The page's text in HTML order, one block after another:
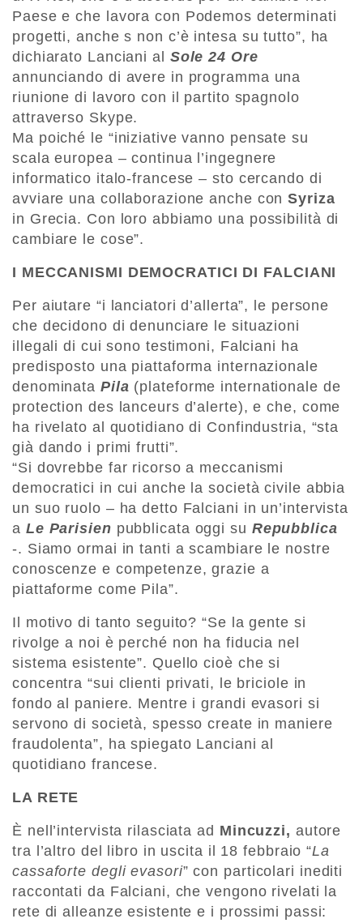
Paese e che lavora con Podemos determinati
progetti, anche s non c’è intesa su tutto”, ha
dichiarato Lanciani al Sole 24 Ore
annunciando di avere in programma una
riunione di lavoro con il partito spagnolo
attraverso Skype.
Ma poiché le “iniziative vanno pensate su
scala europea – continua l’ingegnere
informatico italo-francese – sto cercando di
avviare una collaborazione anche conSyriza
in Grecia. Con loro abbiamo una possibilità di
cambiare le cose”.
I MECCANISMI DEMOCRATICI DI FALCIANI
Per aiutare “i lanciatori d’allerta”, le persone
che decidono di denunciare le situazioni
illegali di cui sono testimoni, Falciani ha
predisposto una piattaforma internazionale
denominata Pila (plateforme internationale de
protection des lanceurs d’alerte), e che, come
ha rivelato al quotidiano di Confindustria, “sta
già dando i primi frutti”.
“Si dovrebbe far ricorso a meccanismi
democratici in cui anche la società civile abbia
un suo ruolo – ha detto Falciani in un’intervista
a Le Parisien pubblicata oggi su Repubblica
-. Siamo ormai in tanti a scambiare le nostre
conoscenze e competenze, grazie a
piattaforme come Pila”.
Il motivo di tanto seguito? “Se la gente si
rivolge a noi è perché non ha fiducia nel
sistema esistente”. Quello cioè che si
concentra “sui clienti privati, le briciole in
fondo al paniere. Mentre i grandi evasori si
servono di società, spesso create in maniere
fraudolenta”, ha spiegato Lanciani al
quotidiano francese.
LA RETE
È nell’intervista rilasciata ad Mincuzzi, autore
tra l’altro del libro in uscita il 18 febbraio “La
cassaforte degli evasori” con particolari inediti
raccontati da Falciani, che vengono rivelati la
rete di alleanze esistente e i prossimi passi: